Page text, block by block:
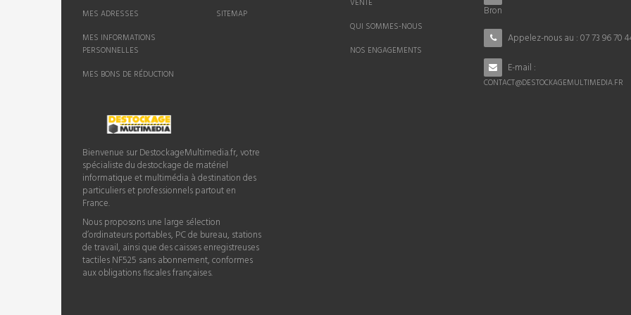
MES ADRESSES
MES INFORMATIONS
PERSONNELLES
MES BONS DE RÉDUCTION
SITEMAP
QUI SOMMES-NOUS
NOS ENGAGEMENTS
Bron
Appelez-nous au :07 73 96 70
E-mail :
CONTACT@DESTOCKAGEMULTIMEDIA.FR
Bienvenue sur DestockageMultimedia.fr, votre
spécialiste du destockage de matériel
informatique et multimédia à destination des
particuliers et professionnels partout en
France.
Nous proposons une large sélection
d’ordinateurs portables, PC de bureau, stations
de travail, ainsi que des caisses enregistreuses
tactiles NF525 sans abonnement, conformes
aux obligations fiscales françaises.